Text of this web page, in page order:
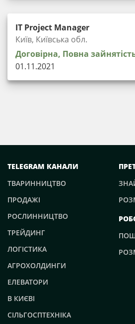
IT Project Manager
Київ, Київська обл.
Договірна, Повна
01.11.2021
TELEGRAM КАНАЛИ
ТВАРИННИЦТВО
ПРОДАЖІ
РОСЛИННИЦТВО
ТРЕЙДИНГ
ЛОГІСТИКА
АГРОХОЛДИНГИ
ЕЛЕВАТОРИ
В КИЄВІ
СІЛЬГОСПТЕХНІКА